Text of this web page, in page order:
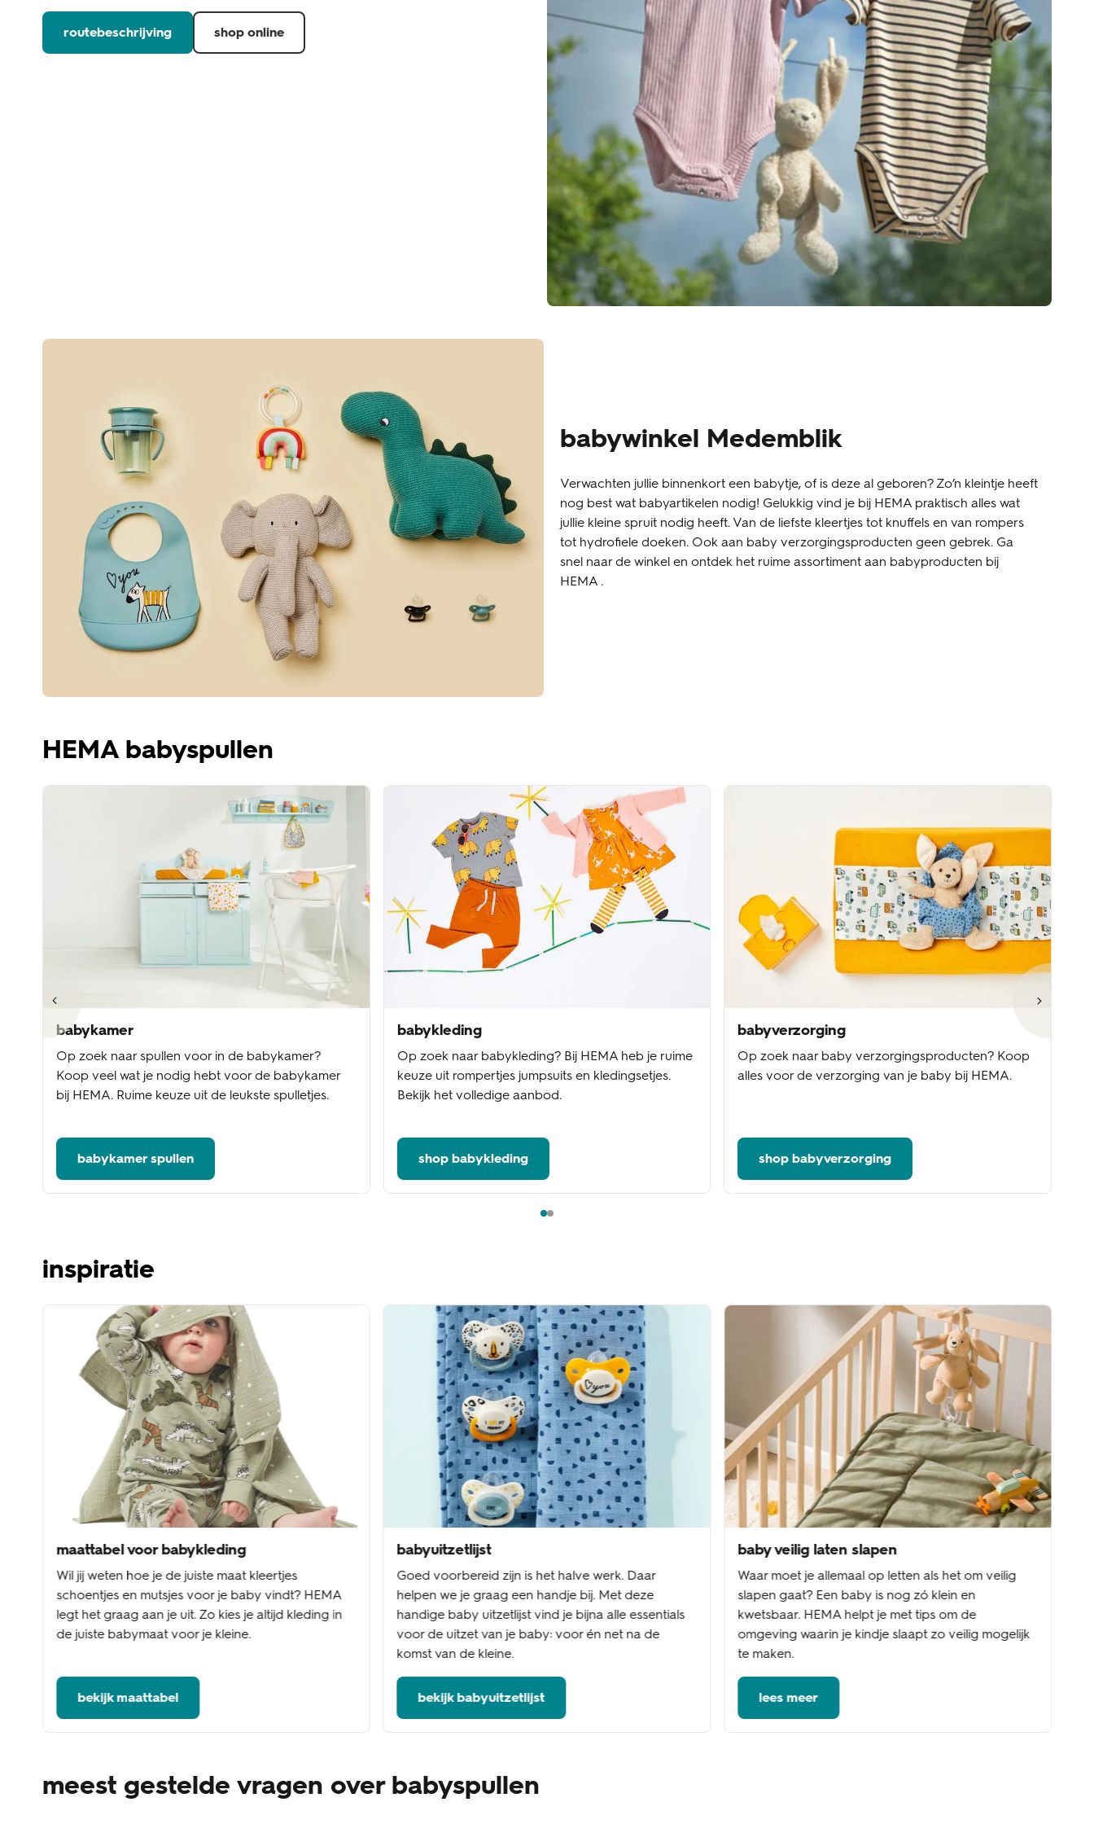
routebeschrijving shop online
babywinkel Medemblik
Verwachten jullie binnenkort een babytje, of is deze al geboren? Zo’n kleintje heeft
nog best wat babyartikelen nodig! Gelukkig vind je bij HEMA praktisch alles wat
jullie kleine spruit nodig heeft. Van de liefste kleertjes tot knuffels en van rompers
tot hydrofiele doeken. Ook aan baby verzorgingsproducten geen gebrek. Ga
snel naar de winkel en ontdek het ruime assortiment aan babyproducten bij
HEMA .
HEMA babyspullen
babykamer
Op zoek naar spullen voor in de babykamer?
Koop veel wat je nodig hebt voor de babykamer
bij HEMA. Ruime keuze uit de leukste spulletjes.
babykamer spullen
babykleding
Op zoek naar babykleding? Bij HEMA heb je ruime
keuze uit rompertjes jumpsuits en kledingsetjes.
Bekijk het volledige aanbod.
shop babykleding
babyverzorging
Op zoek naar baby verzorgingsproducten? Koop
alles voor de verzorging van je baby bij HEMA.
shop babyverzorging
inspiratie
maattabel voor babykleding
Wil jij weten hoe je de juiste maat kleertjes
schoentjes en mutsjes voor je baby vindt? HEMA
legt het graag aan je uit. Zo kies je altijd kleding in
de juiste babymaat voor je kleine.
bekijk maattabel
babyuitzetlijst
Goed voorbereid zijn is het halve werk. Daar
helpen we je graag een handje bij. Met deze
handige baby uitzetlijst vind je bijna alle essentials
voor de uitzet van je baby: voor én net na de
komst van de kleine.
bekijk babyuitzetlijst
baby veilig laten slapen
Waar moet je allemaal op letten als het om veilig
slapen gaat? Een baby is nog zó klein en
kwetsbaar. HEMA helpt je met tips om de
omgeving waarin je kindje slaapt zo veilig mogelijk
te maken.
lees meer
meest gestelde vragen over babyspullen